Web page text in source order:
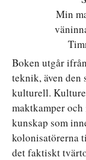
Min
Boken utgår
teknik, även den
kulturell.
maktkamper
kunskap som
kolonisatörerna
det faktiskt